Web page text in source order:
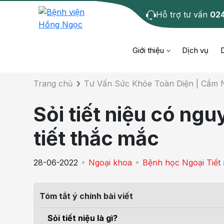
Hỗ trợ tư vấn
Giới thiệu Dịch vụ
-
Cơ xương khớp
Tầm soát ung thư
Da
Chi tiết bài tư
Trang chủ Tư Vấn Sức Khỏe Toàn Diện | Cẩm
Sỏi tiết niệu có
tiết thắc mắc
28-06-2022 Ngoại khoa Bệnh học Ngoại Tiết
Tóm tắt ý chính bài viết
Sỏi tiết niệu là gì?